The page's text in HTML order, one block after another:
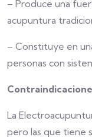
– Produce una
acupuntura
– Constituye en
personas con
La
pero las que tiene